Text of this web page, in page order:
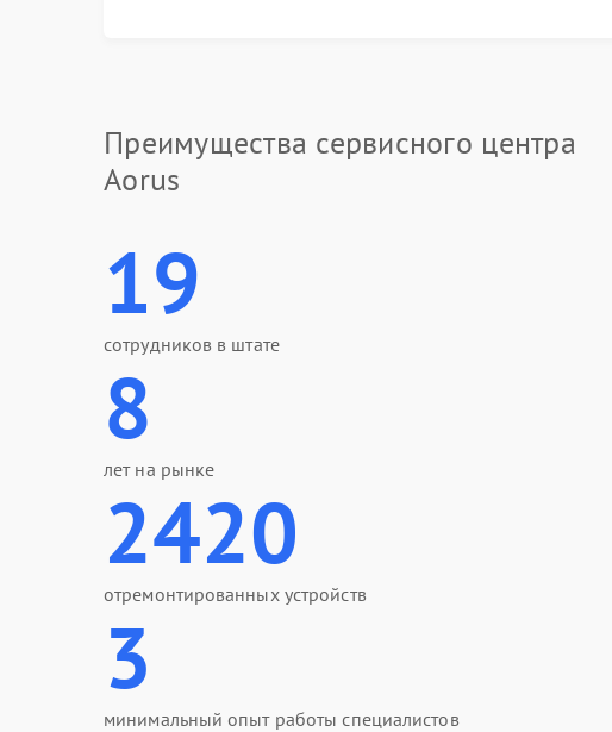
Преимущества сервисного центра
Aorus
19
сотрудников в штате
8
лет на рынке
2420
отремонтированных устройств
3
минимальный опыт работы специалистов